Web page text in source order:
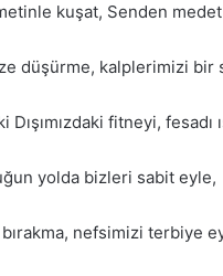
kuşat, Senden
düşürme, kalplerimizi bir
Dışımızdaki fitneyi, fesadı
yolda bizleri sabit eyle,
nefsimizi terbiye